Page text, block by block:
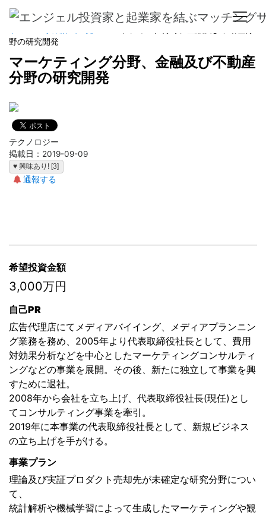
野の研究開発
マーケティング分野、金融及び不動産
分野の研究開発
テクノロジー
掲載日：2019-09-09
♥ 興味あり! [3]
通報する
希望投資金額
3,000万円
自己PR
広告代理店にてメディアバイイング、メディアプランニン
グ業務を務め、2005年より代表取締役社長として、費用
対効果分析などを中心としたマーケティングコンサルティ
ングなどの事業を展開。その後、新たに独立して事業を興
すために退社。
2008年から会社を立ち上げ、代表取締役社長(現任)とし
てコンサルティング事業を牽引。
2019年に本事業の代表取締役社長として、新規ビジネス
の立ち上げを手がける。
事業プラン
理論及び実証プロダクト売却先が未確定な研究分野につい
て、
統計解析や機械学習によって生成したマーケティングや観